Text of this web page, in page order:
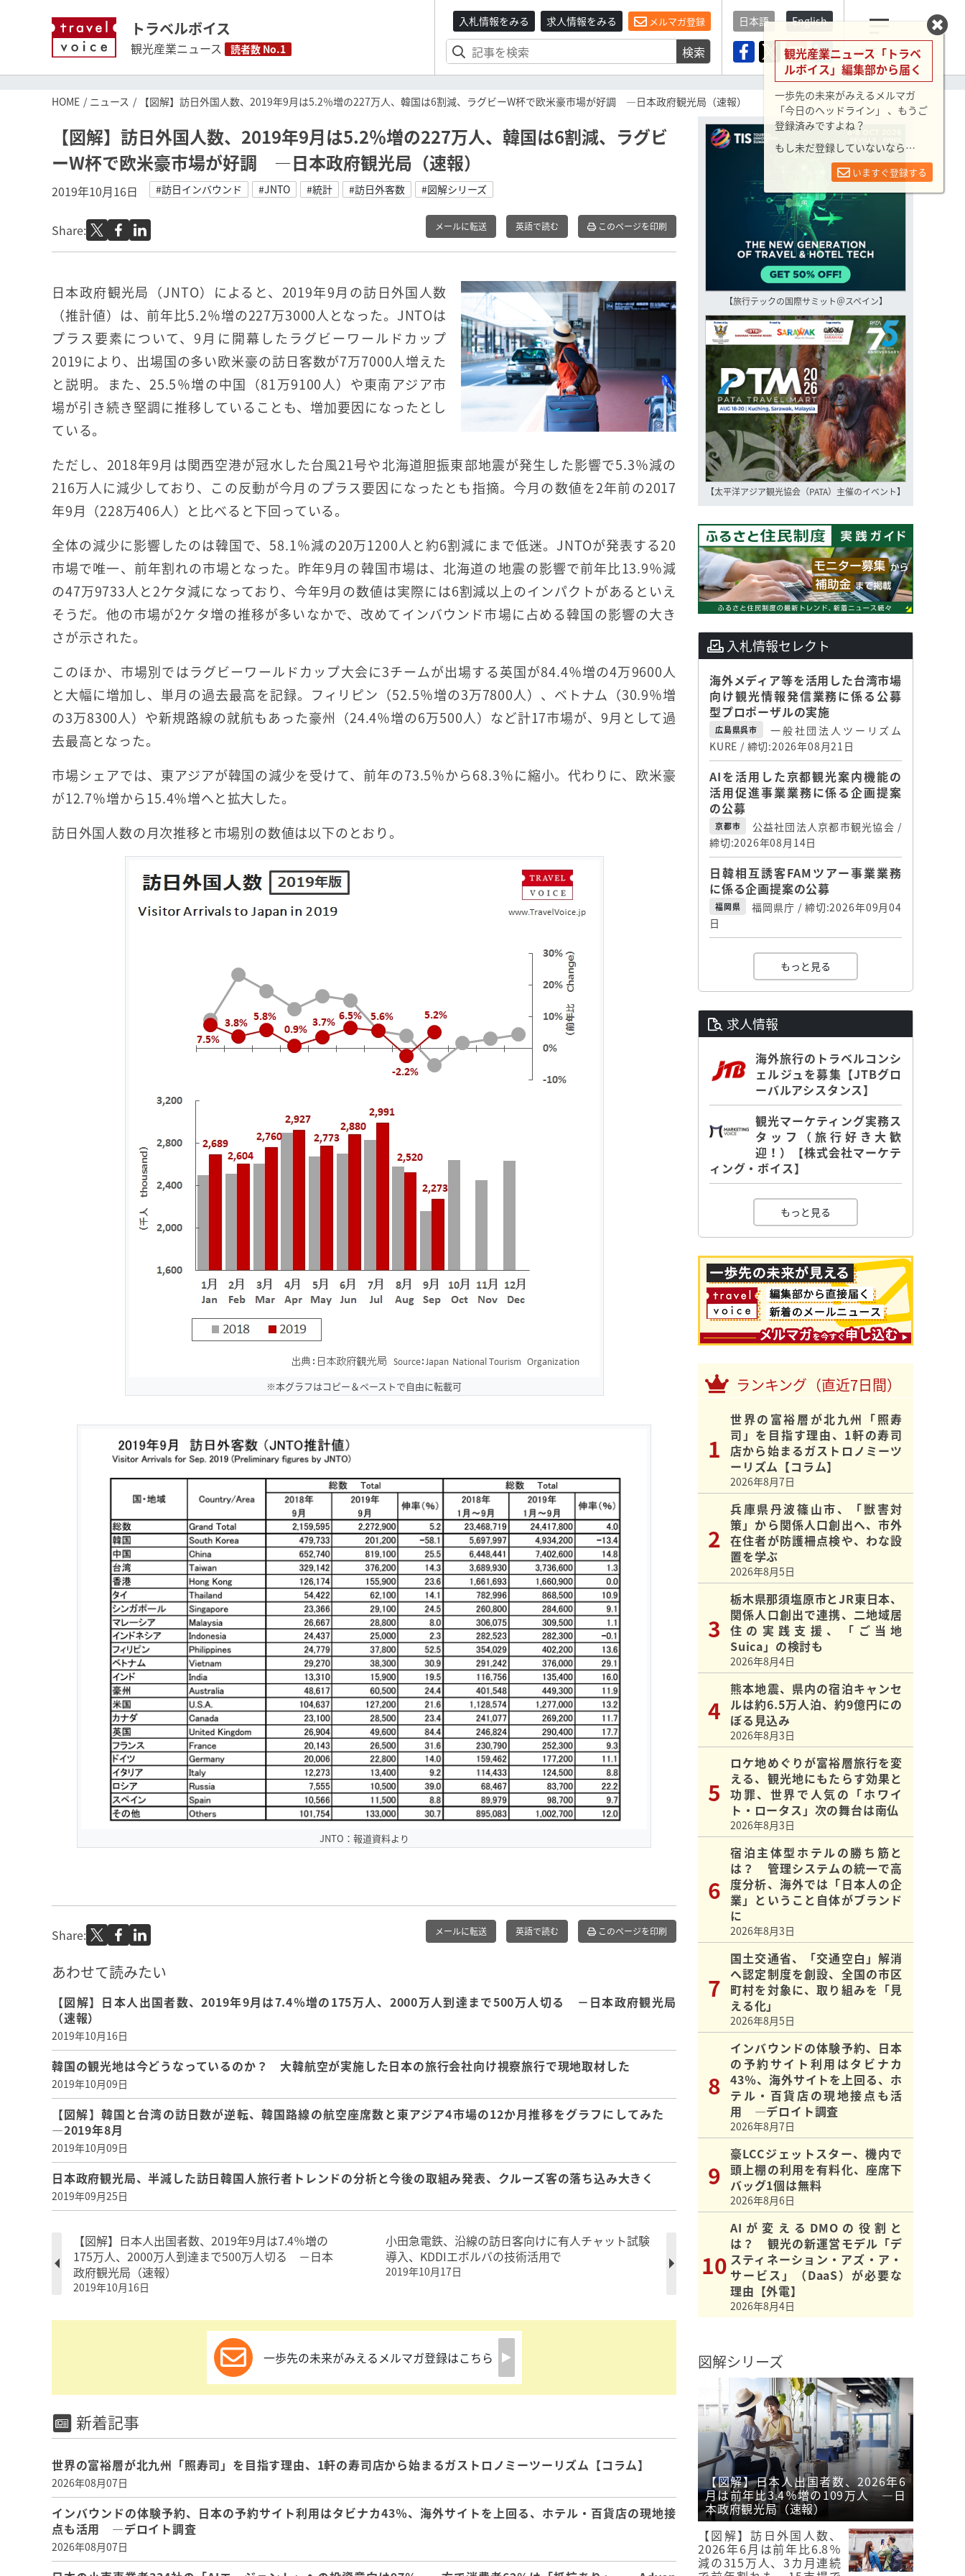
トラベルボイス
観光産業ニュース 読者数 No.1
入札情報をみる 求人情報をみる メルマガ登録
検索
日本語 English
メニュー
HOME ニュース 【図解】訪日外国人数、2019年9月は5.2％増の227万人、韓国は6割減、ラグビーW杯で欧米豪市場が好調 ―日本政府観光局（速報）
【図解】訪日外国人数、2019年9月は5.2％増の227万人、韓国は6割減、ラグビ
ーW杯で欧米豪市場が好調 ―日本政府観光局（速報）
2019年10月16日 #訪日インバウンド #JNTO #統計 #訪日外客数 #図解シリーズ
Share: メールに転送 英語で読む このページを印刷
日本政府観光局（JNTO）によると、2019年9月の訪日外国人数
（推計値）は、前年比5.2％増の227万3000人となった。JNTOは
プラス要素について、9月に開幕したラグビーワールドカップ
2019により、出場国の多い欧米豪の訪日客数が7万7000人増えた
と説明。また、25.5％増の中国（81万9100人）や東南アジア市
場が引き続き堅調に推移していることも、増加要因になったとし
ている。
ただし、2018年9月は関西空港が冠水した台風21号や北海道胆振東部地震が発生した影響で5.3％減の
216万人に減少しており、この反動が今月のプラス要因になったとも指摘。今月の数値を2年前の2017
年9月（228万406人）と比べると下回っている。
全体の減少に影響したのは韓国で、58.1％減の20万1200人と約6割減にまで低迷。JNTOが発表する20
市場で唯一、前年割れの市場となった。昨年9月の韓国市場は、北海道の地震の影響で前年比13.9％減
の47万9733人と2ケタ減になっており、今年9月の数値は実際には6割減以上のインパクトがあるといえ
そうだ。他の市場が2ケタ増の推移が多いなかで、改めてインバウンド市場に占める韓国の影響の大き
さが示された。
このほか、市場別ではラグビーワールドカップ大会に3チームが出場する英国が84.4％増の4万9600人
と大幅に増加し、単月の過去最高を記録。フィリピン（52.5％増の3万7800人）、ベトナム（30.9％増
の3万8300人）や新規路線の就航もあった豪州（24.4％増の6万500人）など計17市場が、9月として過
去最高となった。
市場シェアでは、東アジアが韓国の減少を受けて、前年の73.5％から68.3％に縮小。代わりに、欧米豪
が12.7％増から15.4％増へと拡大した。
訪日外国人数の月次推移と市場別の数値は以下のとおり。
※本グラフはコピー＆ペーストで自由に転載可
JNTO：報道資料より
Share: メールに転送 英語で読む このページを印刷
あわせて読みたい
【図解】日本人出国者数、2019年9月は7.4％増の175万人、2000万人到達まで500万人切る －日本政府観光局
（速報）
2019年10月16日
韓国の観光地は今どうなっているのか？ 大韓航空が実施した日本の旅行会社向け視察旅行で現地取材した
2019年10月09日
【図解】韓国と台湾の訪日数が逆転、韓国路線の航空座席数と東アジア4市場の12か月推移をグラフにしてみた
―2019年8月
2019年10月09日
日本政府観光局、半減した訪日韓国人旅行者トレンドの分析と今後の取組み発表、クルーズ客の落ち込み大きく
2019年09月25日
【図解】日本人出国者数、2019年9月は7.4％増の
175万人、2000万人到達まで500万人切る －日本
政府観光局（速報）
2019年10月16日
小田急電鉄、沿線の訪日客向けに有人チャット試験
導入、KDDIエボルバの技術活用で
2019年10月17日
一歩先の未来がみえるメルマガ登録はこちら
新着記事
世界の富裕層が北九州「照寿司」を目指す理由、1軒の寿司店から始まるガストロノミーツーリズム【コラム】
2026年08月07日
インバウンドの体験予約、日本の予約サイト利用はタビナカ43％、海外サイトを上回る、ホテル・百貨店の現地接
点も活用 ―デロイト調査
2026年08月07日
【旅行テックの国際サミット＠スペイン】
【太平洋アジア観光協会（PATA）主催のイベント】
入札情報セレクト
海外メディア等を活用した台湾市場
向け観光情報発信業務に係る公募
型プロポーザルの実施
広島県呉市
一般社団法人ツーリズム
KURE / 締切:2026年08月21日
AIを活用した京都観光案内機能の
活用促進事業業務に係る企画提案
の公募
京都市
公益社団法人京都市観光協会 /
締切:2026年08月14日
日韓相互誘客FAMツアー事業業務
に係る企画提案の公募
福岡県
福岡県庁 / 締切:2026年09月04
日
もっと見る
求人情報
海外旅行のトラベルコンシ
ェルジュを募集【JTBグロ
ーバルアシスタンス】
観光マーケティング実務ス
タッフ（旅行好き大歓
迎！）【株式会社マーケテ
ィング・ボイス】
もっと見る
ランキング（直近7日間）
世界の富裕層が北九州「照寿
司」を目指す理由、1軒の寿司
店から始まるガストロノミーツ
ーリズム【コラム】
2026年8月7日
兵庫県丹波篠山市、「獣害対
策」から関係人口創出へ、市外
在住者が防護柵点検や、わな設
置を学ぶ
2026年8月5日
栃木県那須塩原市とJR東日本、
関係人口創出で連携、二地域居
住の実践支援、「ご当地
Suica」の検討も
2026年8月4日
熊本地震、県内の宿泊キャンセ
ルは約6.5万人泊、約9億円にの
ぼる見込み
2026年8月3日
ロケ地めぐりが富裕層旅行を変
える、観光地にもたらす効果と
功罪、世界で人気の「ホワイ
ト・ロータス」次の舞台は南仏
2026年8月3日
宿泊主体型ホテルの勝ち筋と
は？ 管理システムの統一で高
度分析、海外では「日本人の企
業」ということ自体がブランド
に
2026年8月3日
国土交通省、「交通空白」解消
へ認定制度を創設、全国の市区
町村を対象に、取り組みを「見
える化」
2026年8月5日
インバウンドの体験予約、日本
の予約サイト利用はタビナカ
43％、海外サイトを上回る、ホ
テル・百貨店の現地接点も活
用 ―デロイト調査
2026年8月7日
豪LCCジェットスター、機内で
頭上棚の利用を有料化、座席下
バッグ1個は無料
2026年8月6日
AIが変えるDMOの役割と
は？ 観光の新運営モデル「デ
スティネーション・アズ・ア・
サービス」（DaaS）が必要な
理由【外電】
2026年8月4日
図解シリーズ
【図解】日本人出国者数、2026年6
月は前年比3.4％増の109万人 ―日
本政府観光局（速報）
【図解】訪日外国人数、
2026年6月は前年比6.8％
減の315万人、3カ月連続
観光産業ニュース「トラベ
ルボイス」編集部から届く
一歩先の未来がみえるメルマガ
「今日のヘッドライン」 、もうご
登録済みですよね？
もし未だ登録していないなら…
いますぐ登録する